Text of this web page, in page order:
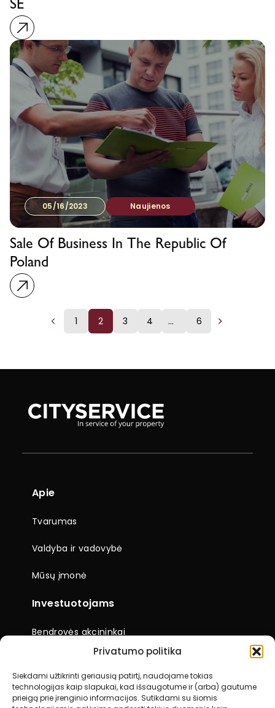
Privatumo politika
Siekdami užtikrinti geriausią patirtį, naudojame tokias
technologijas kaip slapukai, kad išsaugotume ir (arba) gautume
prieigą prie įrenginio informacijos. Sutikdami su šiomis
SE
05/16/2023 Naujienos
Sale Of Business In The Republic Of
Poland
1 2 3 4 ... 6
Apie
Tvarumas
Valdyba ir vadovybė
Mūsų įmonė
Investuotojams
Bendrovės akcininkai
Įmonės dokumentai Naujienos